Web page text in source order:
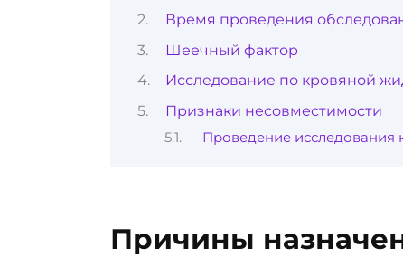
Время проведения
Шеечный фактор
Исследование по кровяной
Признаки несовместимости
Проведение исследования
Причины